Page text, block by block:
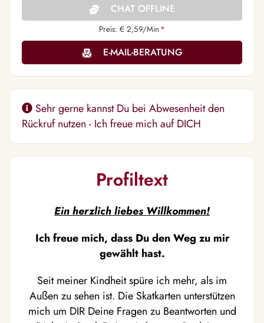
CHAT OFFLINE
Preis: € 2,59/Min *
E-MAIL-BERATUNG
️Sehr gerne kannst Du bei Abwesenheit den
Rückruf nutzen - Ich freue mich auf DICH️ ️
Profiltext
Ein herzlich liebes Willkommen!
Ich freue mich, dass Du den Weg zu mir
gewählt hast.
Seit meiner Kindheit spüre ich mehr, als im
Außen zu sehen ist. Die Skatkarten unterstützen
mich um DIR Deine Fragen zu Beantworten und